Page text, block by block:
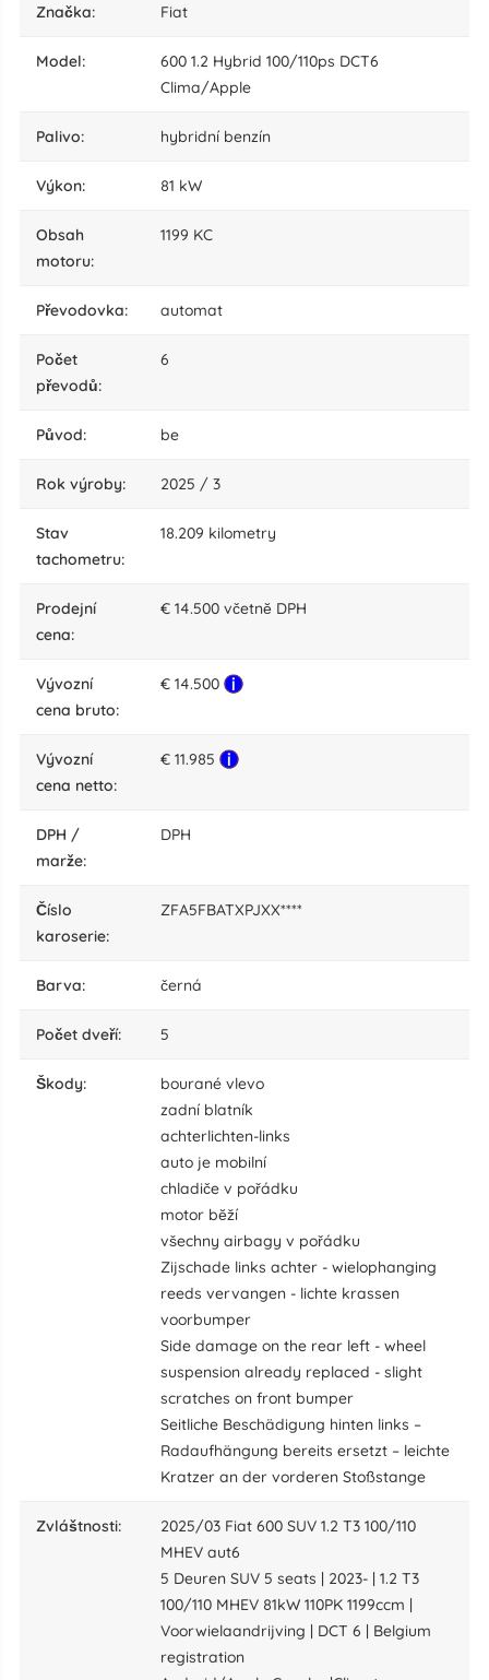
značka: Fiat
model:
600 1.2 Hybrid 100/110ps DCT6
Clima/Apple
palivo: hybridní benzín
výkon: 81 kW
obsah
motoru:
1199 KC
převodovka: automat
počet
převodů:
6
původ: be
rok výroby: 2025 / 3
stav
tachometru:
18.209 kilometry
Prodejní
cena:
€ 14.500 včetnĕ DPH
Vývozní
cena bruto:
€ 14.500
Vývozní
cena netto:
€ 11.985
DPH /
marže:
DPH
číslo
karoserie:
ZFA5FBATXPJXX****
barva: černá
počet dveří: 5
škody:
bourané vlevo
zadní blatník
achterlichten-links
auto je mobilní
chladiče v pořádku
motor bĕží
všechny airbagy v pořádku
Zijschade links achter - wielophanging
reeds vervangen - lichte krassen
voorbumper
Side damage on the rear left - wheel
suspension already replaced - slight
scratches on front bumper
Seitliche Beschädigung hinten links –
Radaufhängung bereits ersetzt – leichte
Kratzer an der vorderen Stoßstange
zvláštnosti:
2025/03 Fiat 600 SUV 1.2 T3 100/110
MHEV aut6
5 Deuren SUV 5 seats | 2023- | 1.2 T3
100/110 MHEV 81kW 110PK 1199ccm |
Voorwielaandrijving | DCT 6 | Belgium
registration